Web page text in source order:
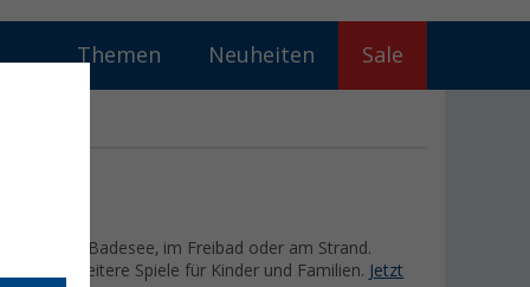
Themen Neuheiten Sale
am Badesee, im Freibad oder am Strand.
viele weitere Spiele für Kinder und Familien. Jetzt